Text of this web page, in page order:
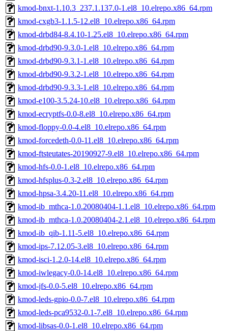
kmod-bnxt-1.10.3_237.1.137.0-1.el8_10.elrepo.x86_64.rpm
kmod-cxgb3-1.1.5-12.el8_10.elrepo.x86_64.rpm
kmod-drbd84-8.4.10-1.25.el8_10.elrepo.x86_64.rpm
kmod-drbd90-9.3.0-1.el8_10.elrepo.x86_64.rpm
kmod-drbd90-9.3.1-1.el8_10.elrepo.x86_64.rpm
kmod-drbd90-9.3.2-1.el8_10.elrepo.x86_64.rpm
kmod-drbd90-9.3.3-1.el8_10.elrepo.x86_64.rpm
kmod-e100-3.5.24-10.el8_10.elrepo.x86_64.rpm
kmod-ecryptfs-0.0-8.el8_10.elrepo.x86_64.rpm
kmod-floppy-0.0-4.el8_10.elrepo.x86_64.rpm
kmod-forcedeth-0.0-11.el8_10.elrepo.x86_64.rpm
kmod-ftsteutates-20190927-9.el8_10.elrepo.x86_64.rpm
kmod-hfs-0.0-1.el8_10.elrepo.x86_64.rpm
kmod-hfsplus-0.3-2.el8_10.elrepo.x86_64.rpm
kmod-hpsa-3.4.20-11.el8_10.elrepo.x86_64.rpm
kmod-ib_mthca-1.0.20080404-1.1.el8_10.elrepo.x86_64.rpm
kmod-ib_mthca-1.0.20080404-2.1.el8_10.elrepo.x86_64.rpm
kmod-ib_qib-1.11-5.el8_10.elrepo.x86_64.rpm
kmod-ips-7.12.05-3.el8_10.elrepo.x86_64.rpm
kmod-isci-1.2.0-14.el8_10.elrepo.x86_64.rpm
kmod-iwlegacy-0.0-14.el8_10.elrepo.x86_64.rpm
kmod-jfs-0.0-5.el8_10.elrepo.x86_64.rpm
kmod-leds-gpio-0.0-7.el8_10.elrepo.x86_64.rpm
kmod-leds-pca9532-0.1-7.el8_10.elrepo.x86_64.rpm
kmod-libsas-0.0-1.el8_10.elrepo.x86_64.rpm